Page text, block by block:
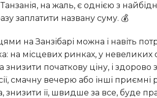
на жаль, є однією з
заплатити названу суму. 💰
на місцевих ринках, у
початкову ціну, і
смачну вечерю або інші
знизити її, швидше за все, буде